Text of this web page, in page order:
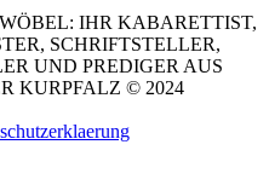
IHR KABARETTIST,
SCHRIFTSTELLER,
UND PREDIGER AUS
KURPFALZ © 2024